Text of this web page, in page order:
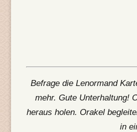
Befrage die Lenormand
mehr. Gute Unterhaltung!
heraus holen. Orakel
in